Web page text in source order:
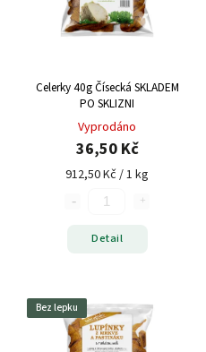
Celerky 40g Čísecká SKLADEM
PO SKLIZNI
Vyprodáno
36,50 Kč
912,50 Kč / 1 kg
Detail
Bez lepku